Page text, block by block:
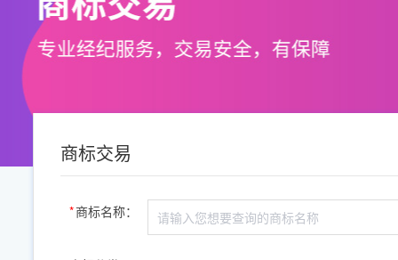
商标交易
商标名称：